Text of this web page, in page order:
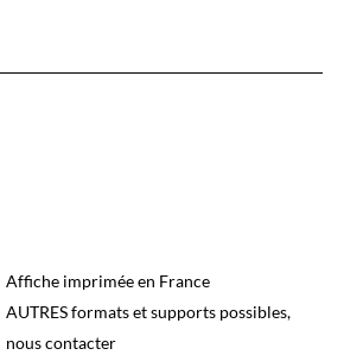
Affiche imprimée en France
AUTRES formats et supports possibles,
nous contacter